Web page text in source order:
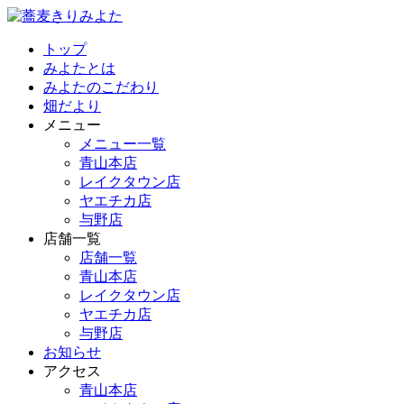
トップ
みよたとは
みよたのこだわり
畑だより
メニュー
メニュー一覧
青山本店
レイクタウン店
ヤエチカ店
与野店
店舗一覧
店舗一覧
青山本店
レイクタウン店
ヤエチカ店
与野店
お知らせ
アクセス
青山本店